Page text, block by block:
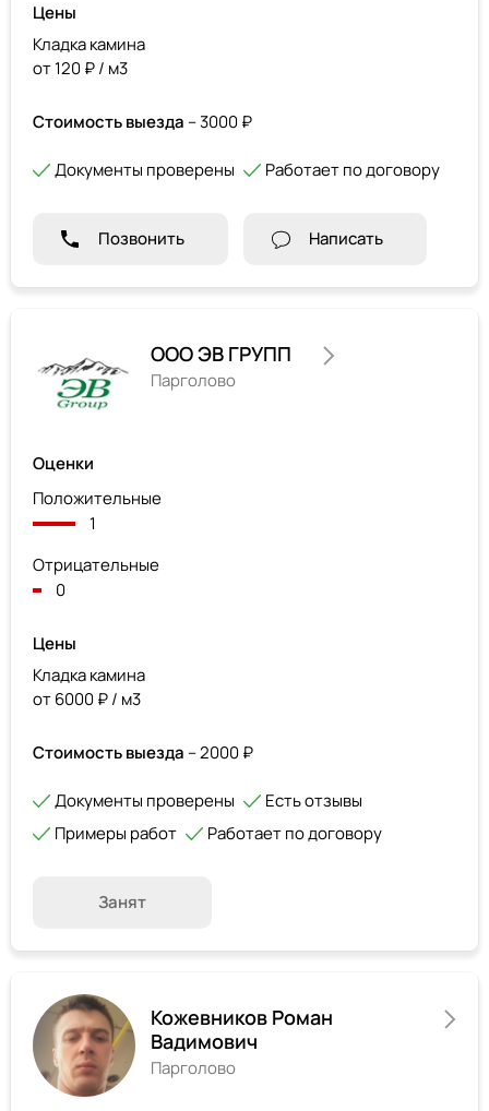
Цены
Кладка камина
от 120 ₽ / м3
Стоимость выезда – 3000 ₽
Документы проверены Работает по договору
Позвонить Написать
ООО ЭВ ГРУПП
Парголово
Оценки
Положительные
1
Отрицательные
0
Цены
Кладка камина
от 6000 ₽ / м3
Стоимость выезда – 2000 ₽
Документы проверены
Есть отзывы
Примеры работ
Работает по договору
Занят
Кожевников Роман
Вадимович
Парголово